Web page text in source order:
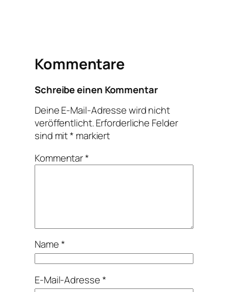
Kommentare
Schreibe einen Kommentar
Deine E-Mail-Adresse wird nicht
veröffentlicht.Erforderliche Felder
sind mit* markiert
Kommentar*
Name*
E-Mail-Adresse*